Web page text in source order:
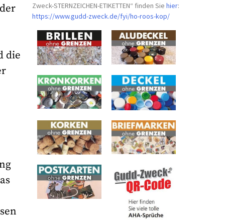
die
Zweck-STERNZEICHEN-ETIKETTEN“ finden Siehier:
https://www.gudd-zweck.de/fyi/ho-roos-kop/